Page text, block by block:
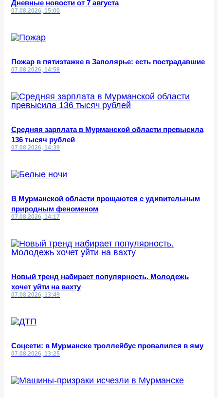
Дневные новости от 7 августа
07.08.2026, 15:00
Пожар в пятиэтажке в Заполярье: есть пострадавшие
07.08.2026, 14:58
Средняя зарплата в Мурманской области превысила
136 тысяч рублей
07.08.2026, 14:39
В Мурманской области прощаются с удивительным
природным феноменом
07.08.2026, 14:17
Новый тренд набирает популярность. Молодежь
хочет уйти на вахту
07.08.2026, 13:49
Соцсети: в Мурманске троллейбус провалился в яму
07.08.2026, 13:25